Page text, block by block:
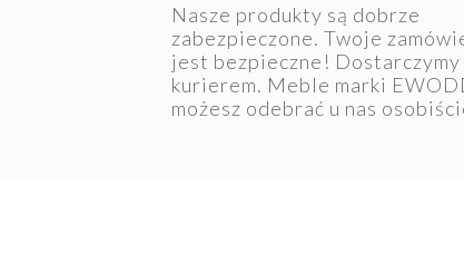
Nasze produkty są dobrze
zabezpieczone. Twoje
jest bezpieczne! Dostarczymy
kurierem. Meble marki
możesz odebrać u nas